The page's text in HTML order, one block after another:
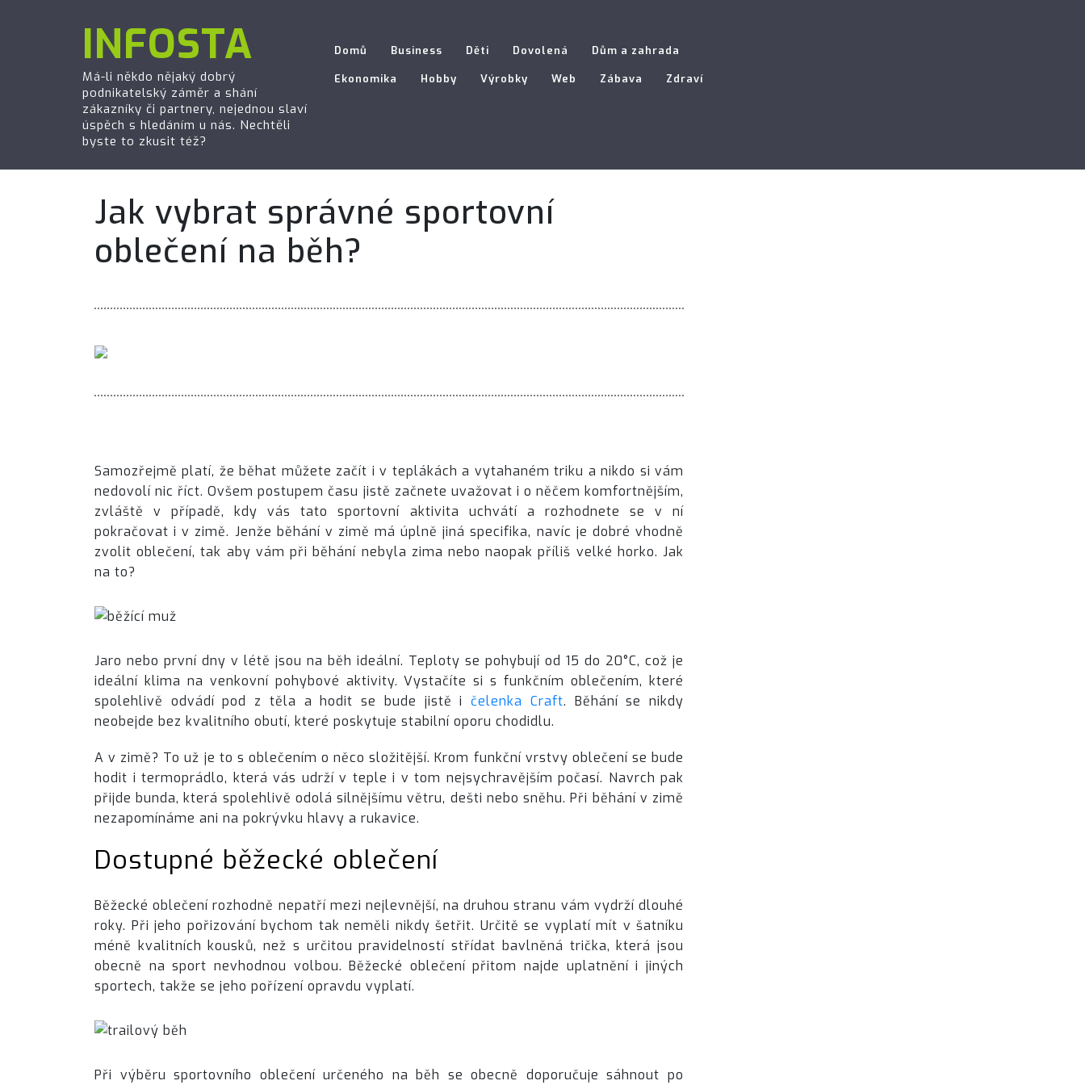
INFOSTA
Má-li někdo nějaký dobrý
podnikatelský záměr a shání
zákazníky či partnery, nejednou slaví
úspěch s hledáním u nás. Nechtěli
byste to zkusit též?
Domů Business Děti Dovolená Dům a zahrada
Ekonomika Hobby Výrobky Web Zábava Zdraví
Jak vybrat správné sportovní
oblečení na běh?
Samozřejmě platí, že běhat můžete začít i v teplákách a vytahaném triku a nikdo si vám
nedovolí nic říct. Ovšem postupem času jistě začnete uvažovat i o něčem komfortnějším,
zvláště v případě, kdy vás tato sportovní aktivita uchvátí a rozhodnete se v ní
pokračovat i v zimě. Jenže běhání v zimě má úplně jiná specifika, navíc je dobré vhodně
zvolit oblečení, tak aby vám při běhání nebyla zima nebo naopak příliš velké horko. Jak
na to?
Jaro nebo první dny v létě jsou na běh ideální. Teploty se pohybují od 15 do 20°C, což je
ideální klima na venkovní pohybové aktivity. Vystačíte si s funkčním oblečením, které
spolehlivě odvádí pod z těla a hodit se bude jistě i čelenka Craft. Běhání se nikdy
neobejde bez kvalitního obutí, které poskytuje stabilní oporu chodidlu.
A v zimě? To už je to s oblečením o něco složitější. Krom funkční vrstvy oblečení se bude
hodit i termoprádlo, která vás udrží v teple i v tom nejsychravějším počasí. Navrch pak
přijde bunda, která spolehlivě odolá silnějšímu větru, dešti nebo sněhu. Při běhání v zimě
nezapomínáme ani na pokrývku hlavy a rukavice.
Dostupné běžecké oblečení
Běžecké oblečení rozhodně nepatří mezi nejlevnější, na druhou stranu vám vydrží dlouhé
roky. Při jeho pořizování bychom tak neměli nikdy šetřit. Určitě se vyplatí mít v šatníku
méně kvalitních kousků, než s určitou pravidelností střídat bavlněná trička, která jsou
obecně na sport nevhodnou volbou. Běžecké oblečení přitom najde uplatnění i jiných
sportech, takže se jeho pořízení opravdu vyplatí.
Při výběru sportovního oblečení určeného na běh se obecně doporučuje sáhnout po